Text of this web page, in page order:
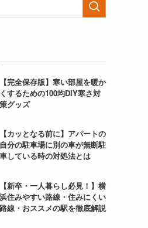
【完全保存版】寒い部屋を暖か
くするための100均DIY寒さ対
策グッズ
【カッとなる前に】アパートの
自分の駐車場に別の車が無断駐
車している時の対処法とは
【新卒・一人暮らし必見！】横
浜住みやすい路線・住みにくい
路線・おススメの駅を徹底解説